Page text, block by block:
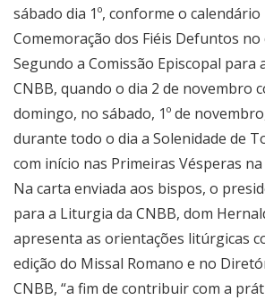
sábado dia 1º, conforme o
Comemoração dos Fiéis Defuntos no
Segundo a Comissão Episcopal para
CNBB, quando o dia 2 de novembro
domingo, no sábado, 1º de
durante todo o dia a Solenidade de
com início nas Primeiras Vésperas
Na carta enviada aos bispos, o
para a Liturgia da CNBB, dom
apresenta as orientações litúrgicas
edição do Missal Romano e no
CNBB, “a fim de contribuir com a